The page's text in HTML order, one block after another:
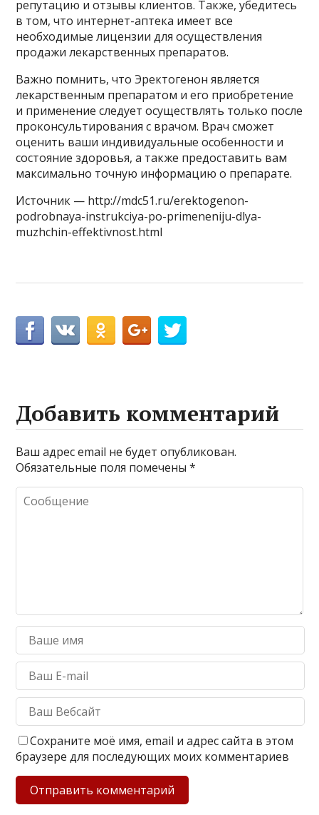
репутацию и отзывы клиентов. Также, убедитесь
в том, что интернет-аптека имеет все
необходимые лицензии для осуществления
продажи лекарственных препаратов.
Важно помнить, что Эректогенон является
лекарственным препаратом и его приобретение
и применение следует осуществлять только после
проконсультирования с врачом. Врач сможет
оценить ваши индивидуальные особенности и
состояние здоровья, а также предоставить вам
максимально точную информацию о препарате.
Источник — http://mdc51.ru/erektogenon-
podrobnaya-instrukciya-po-primeneniju-dlya-
muzhchin-effektivnost.html
Добавить комментарий
Ваш адрес email не будет опубликован.
Обязательные поля помечены*
Сохраните моё имя, email и адрес сайта в этом
браузере для последующих моих комментариев